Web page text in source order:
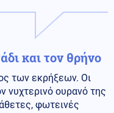
και τον θρήνο
των εκρήξεων. Οι
νυχτερινό ουρανό της
φωτεινές